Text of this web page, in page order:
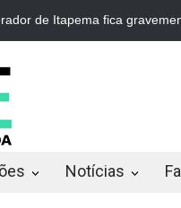
de Itapema fica
Notícias